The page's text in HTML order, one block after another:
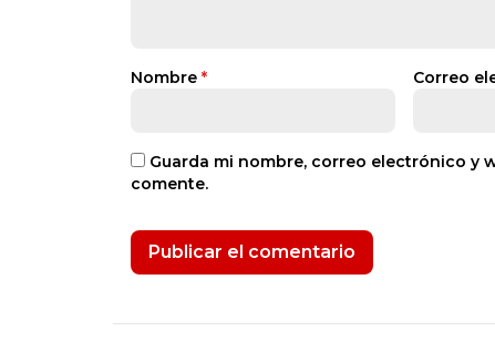
Nombre * Correo
Guarda mi nombre, correo electrónico y
comente.